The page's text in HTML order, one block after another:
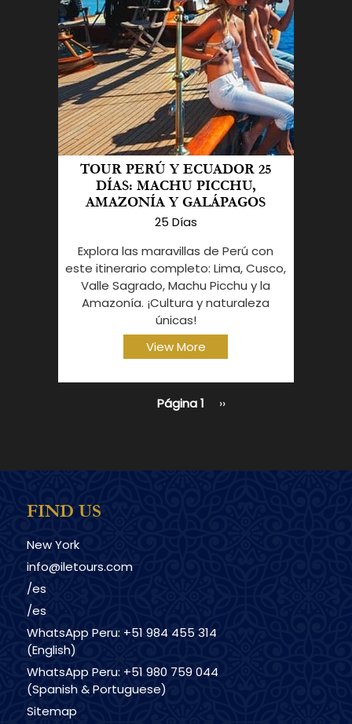
TOUR PERÚ Y ECUADOR 25
DÍAS: MACHU PICCHU,
AMAZONÍA Y GALÁPAGOS
25 Días
Explora las maravillas de Perú con
este itinerario completo: Lima, Cusco,
Valle Sagrado, Machu Picchu y la
Amazonía. ¡Cultura y naturaleza
únicas!
View More
Página 1
Siguiente
››
FIND US
New York
info@iletours.com
/es
/es
WhatsApp Peru: +51 984 455 314
(English)
WhatsApp Peru: +51 980 759 044
(Spanish & Portuguese)
Sitemap